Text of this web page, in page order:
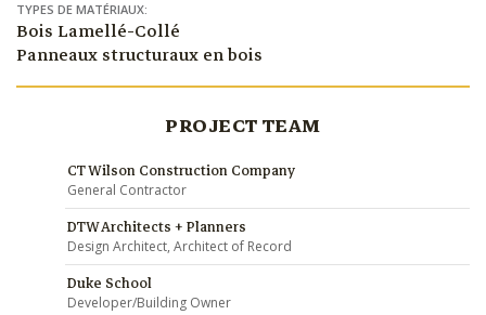
TYPES DE MATÉRIAUX:
Bois Lamellé-Collé
Panneaux structuraux en bois
PROJECT TEAM
CT Wilson Construction Company
General Contractor
DTW Architects + Planners
Design Architect, Architect of Record
Duke School
Developer/Building Owner